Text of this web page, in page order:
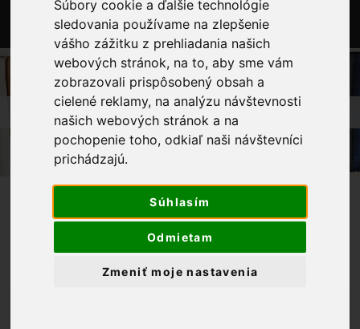
Súbory cookie a ďalšie technológie
sledovania používame na zlepšenie
vášho zážitku z prehliadania našich
webových stránok, na to, aby sme vám
zobrazovali prispôsobený obsah a
cielené reklamy, na analýzu návštevnosti
našich webových stránok a na
pochopenie toho, odkiaľ naši návštevníci
prichádzajú.
Súhlasím
Odmietam
Zmeniť moje nastavenia
OBCHOD GALANTÉRIA
Vyhladať Produkt